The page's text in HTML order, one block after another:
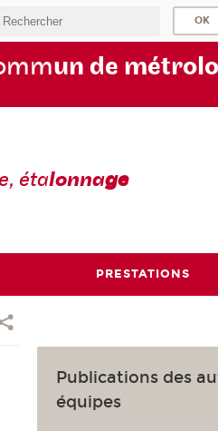
un de métrolo
étalonnage
PRESTATIONS
Publications des
équipes